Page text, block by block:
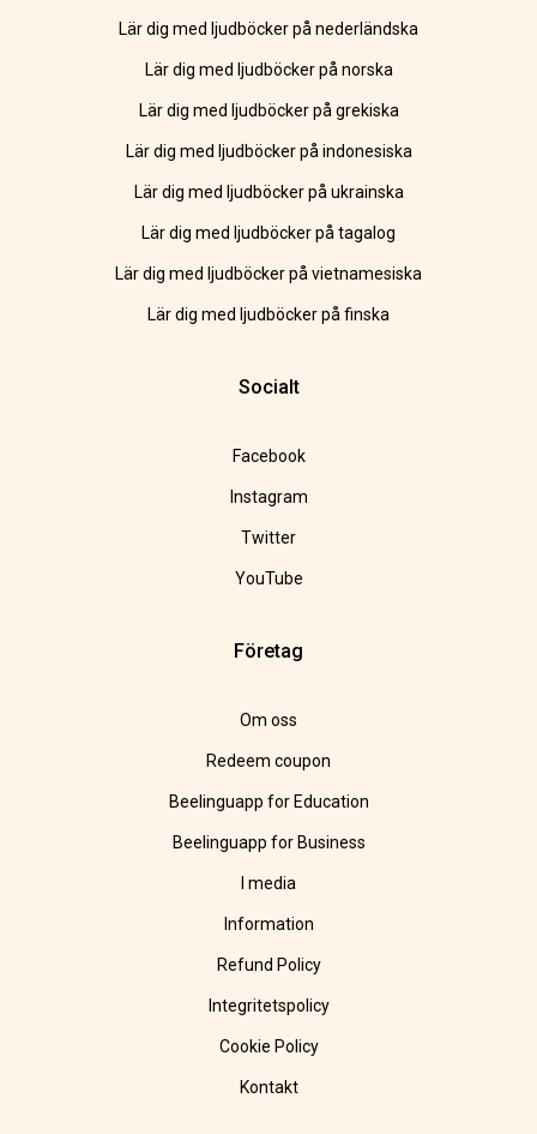
Lär dig med ljudböcker på nederländska
Lär dig med ljudböcker på norska
Lär dig med ljudböcker på grekiska
Lär dig med ljudböcker på indonesiska
Lär dig med ljudböcker på ukrainska
Lär dig med ljudböcker på tagalog
Lär dig med ljudböcker på vietnamesiska
Lär dig med ljudböcker på finska
Socialt
Facebook
Instagram
Twitter
YouTube
Företag
Om oss
Redeem coupon
Beelinguapp for Education
Beelinguapp for Business
I media
Information
Refund Policy
Integritetspolicy
Cookie Policy
Kontakt